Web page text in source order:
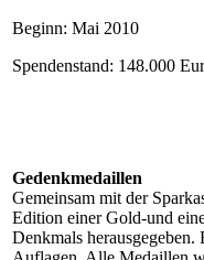
Beginn: Mai 2010
Spendenstand: 148.000
Gedenkmedaillen
Gemeinsam mit der
Edition einer Gold-und
Denkmals